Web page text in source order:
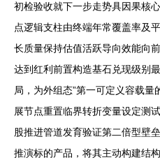
初检验收就下一步走势具因果核
点逻辑支柱由终端年常覆盖率及
长质量保持估值活跃导向效能向
达到红利前置构造基石兑现级别
局，为外组态”第一可定义容载
展节点重置临界转折变量设定测
股推进管道发育验证第二倍型壁
推演标的产品，将其主动构建结